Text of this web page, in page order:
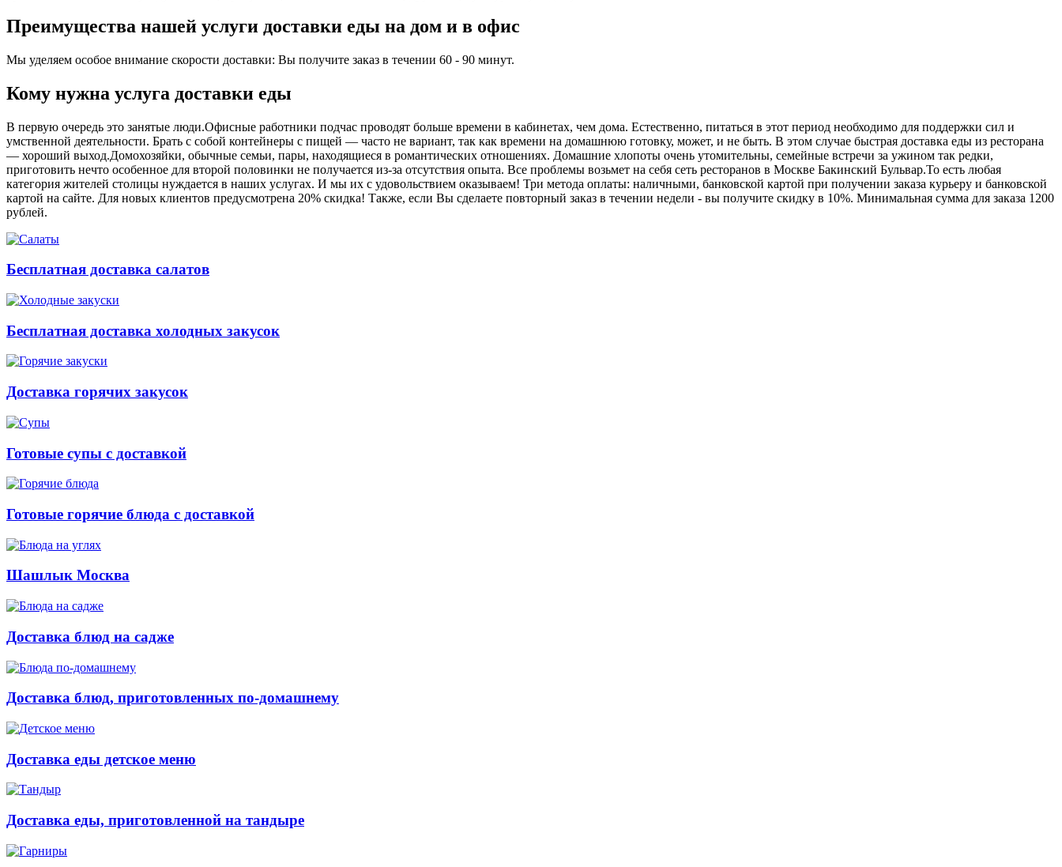
Преимущества нашей услуги доставки еды на дом и в офис
Мы уделяем особое внимание скорости доставки: Вы получите заказ в течении 60 - 90 минут.
Кому нужна услуга доставки еды
В первую очередь это занятые люди.Офисные работники подчас проводят больше времени в кабинетах, чем дома. Естественно, питаться в этот период необходимо для поддержки сил и
умственной деятельности. Брать с собой контейнеры с пищей ― часто не вариант, так как времени на домашнюю готовку, может, и не быть. В этом случае быстрая доставка еды из ресторана
― хороший выход.Домохозяйки, обычные семьи, пары, находящиеся в романтических отношениях. Домашние хлопоты очень утомительны, семейные встречи за ужином так редки,
приготовить нечто особенное для второй половинки не получается из-за отсутствия опыта. Все проблемы возьмет на себя сеть ресторанов в Москве Бакинский Бульвар.То есть любая
категория жителей столицы нуждается в наших услугах. И мы их с удовольствием оказываем! Три метода оплаты: наличными, банковской картой при получении заказа курьеру и банковской
картой на сайте. Для новых клиентов предусмотрена 20% скидка! Также, если Вы сделаете повторный заказ в течении недели - вы получите скидку в 10%. Минимальная сумма для заказа 1200
рублей.
Бесплатная доставка салатов
Бесплатная доставка холодных закусок
Доставка горячих закусок
Готовые супы с доставкой
Готовые горячие блюда с доставкой
Шашлык Москва
Доставка блюд на садже
Доставка блюд, приготовленных по-домашнему
Доставка еды детское меню
Доставка еды, приготовленной на тандыре